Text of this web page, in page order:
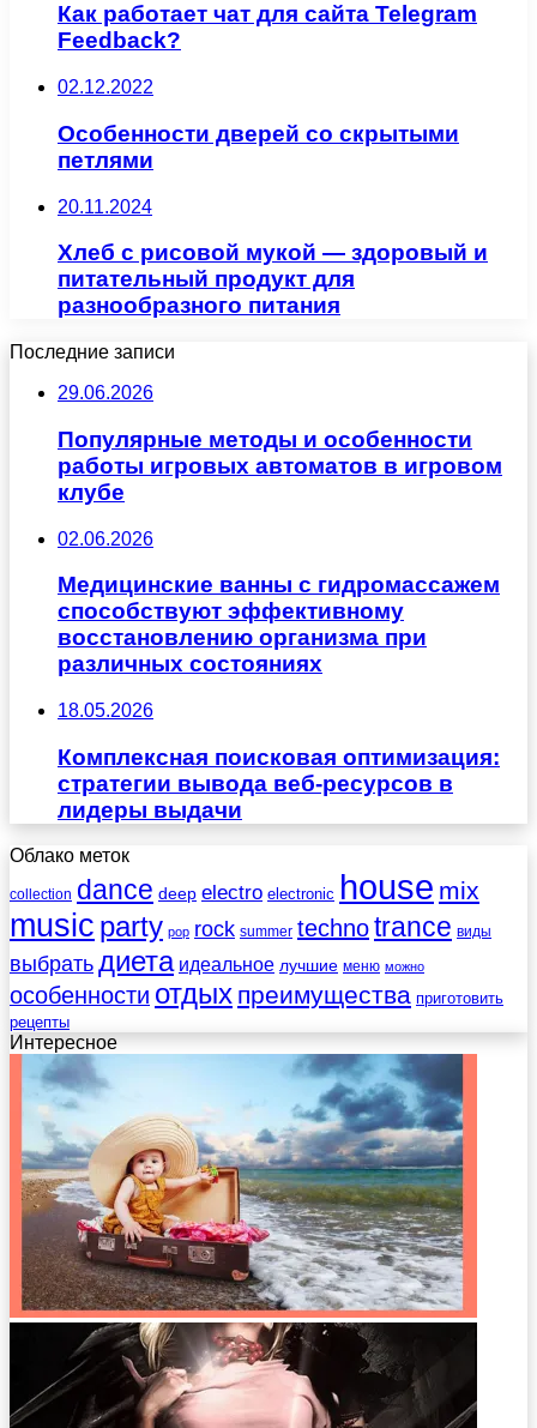
Как работает чат для сайта Telegram
Feedback?
02.12.2022
Особенности дверей со скрытыми
петлями
20.11.2024
Хлеб с рисовой мукой — здоровый и
питательный продукт для
разнообразного питания
Последние записи
29.06.2026
Популярные методы и особенности
работы игровых автоматов в игровом
клубе
02.06.2026
Медицинские ванны с гидромассажем
способствуют эффективному
восстановлению организма при
различных состояниях
18.05.2026
Комплексная поисковая оптимизация:
стратегии вывода веб-ресурсов в
лидеры выдачи
Облако меток
collection dance deep electro electronic house mix
music party pop rock summer technotrance виды
выбратьдиета идеальное лучшие меню можно
особенности отдых преимущества приготовить
рецепты
Интересное